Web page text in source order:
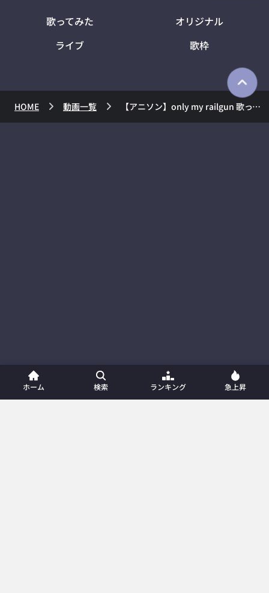
歌ってみた
オリジナル
ライブ
歌枠
HOME 動画一覧 【アニソン】only my railgun 歌ってみた AZKi【初挑戦】
ホーム 検索 ランキング 急上昇